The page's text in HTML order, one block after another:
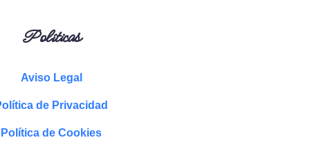
Políticas
Aviso Legal
de Privacidad
Política de Cookies